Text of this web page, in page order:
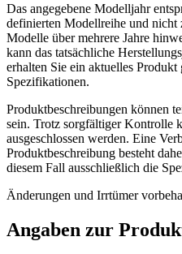
Das angegebene Modelljahr
definierten Modellreihe und
Modelle über mehrere Jahre
kann das tatsächliche
erhalten Sie ein aktuelles Produkt
Spezifikationen.
Produktbeschreibungen können
sein. Trotz sorgfältiger Kontrolle
ausgeschlossen werden. Eine
Produktbeschreibung besteht
diesem Fall ausschließlich die
Änderungen und Irrtümer
Angaben zur